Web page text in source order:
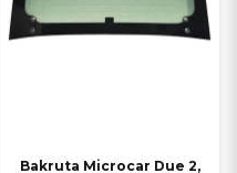
Bakruta Microcar Due 2,